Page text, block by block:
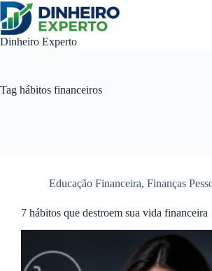
Pular
para
o
conteúdo
Dinheiro Experto
Tag hábitos financeiros
Educação Financeira, Finanças
7 hábitos que destroem sua vida financeira